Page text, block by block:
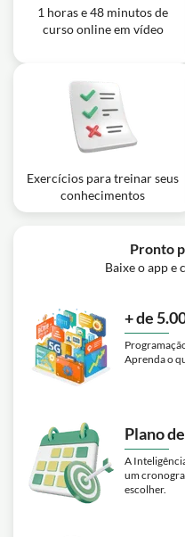
1 horas e 48 minutos de
curso online em vídeo
Exercícios para treinar seus
conhecimentos
Pronto
Baixe o app e
+ de
Aprenda o
Plano
A
um
escolher.